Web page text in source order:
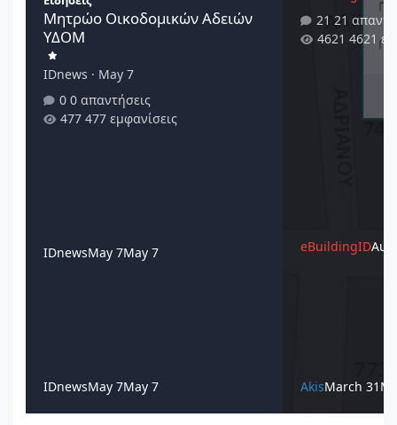
Μητρώο Οικοδομικών Αδειών
ΥΔΟΜ
IDnews · May 7
0 απαντήσεις
477 εμφανίσεις
IDnewsMay 7May 7
IDnewsMay 7May 7
21
4621
eBuildingID
AkisMarch 31